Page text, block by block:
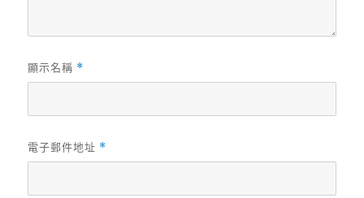
顯示名稱 *
電子郵件地址 *